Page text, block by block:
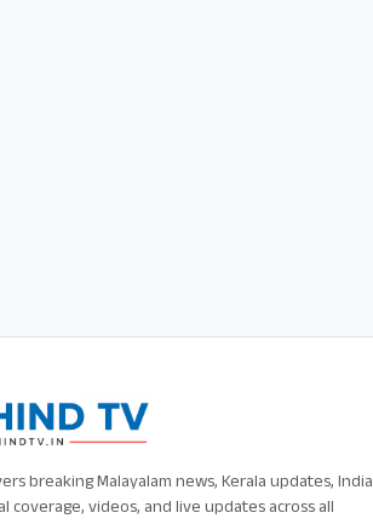
breaking Malayalam news, Kerala updates, India
coverage, videos, and live updates across all